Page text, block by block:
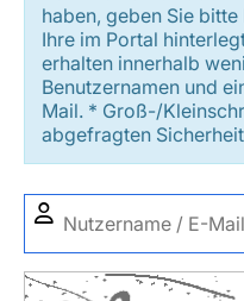
haben, geben Sie
Ihre im Portal
erhalten innerhalb
Benutzernamen und
Mail. * Groß-/
abgefragten